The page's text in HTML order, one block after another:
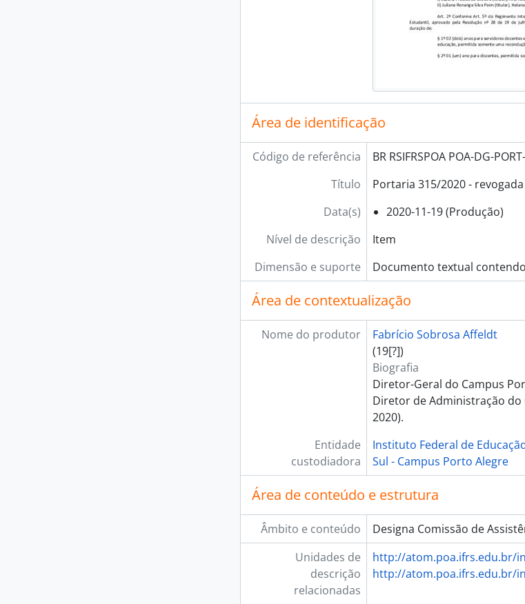
Área de identificação
Código de referência
BR RSIFRSPOA POA-DG-
Título
Portaria 315/2020 - revogada
Data(s)
2020-11-19 (Produção)
Nível de descrição
Item
Dimensão e suporte
Documento textual
Área de contextualização
Nome do produtor
Fabrício Sobrosa Affeldt
(19[?])
Biografia
Diretor-Geral do Campus
Diretor de Administração do
2020).
Entidade
custodiadora
Instituto Federal de
Sul - Campus Porto Alegre
Área de conteúdo e estrutura
Âmbito e conteúdo
Designa Comissão de
Unidades de
descrição
relacionadas
http://atom.poa.ifrs.edu.br/
http://atom.poa.ifrs.edu.br/